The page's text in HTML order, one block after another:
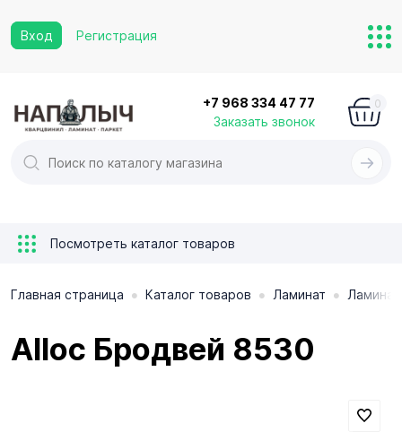
Вход Регистрация
+7 968 334 47 77
Заказать звонок
0
Посмотреть каталог товаров
Главная страница • Каталог товаров • Ламинат •
Alloc Бродвей 8530